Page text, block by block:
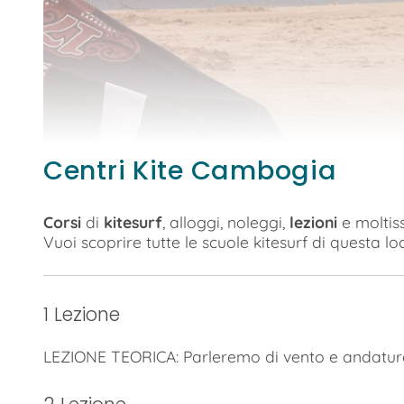
Centri Kite Cambogia
Corsi di kitesurf , alloggi, noleggi, lezioni e
Vuoi scoprire tutte le scuole kitesurf di questa
1 Lezione
LEZIONE TEORICA: Parleremo di vento e